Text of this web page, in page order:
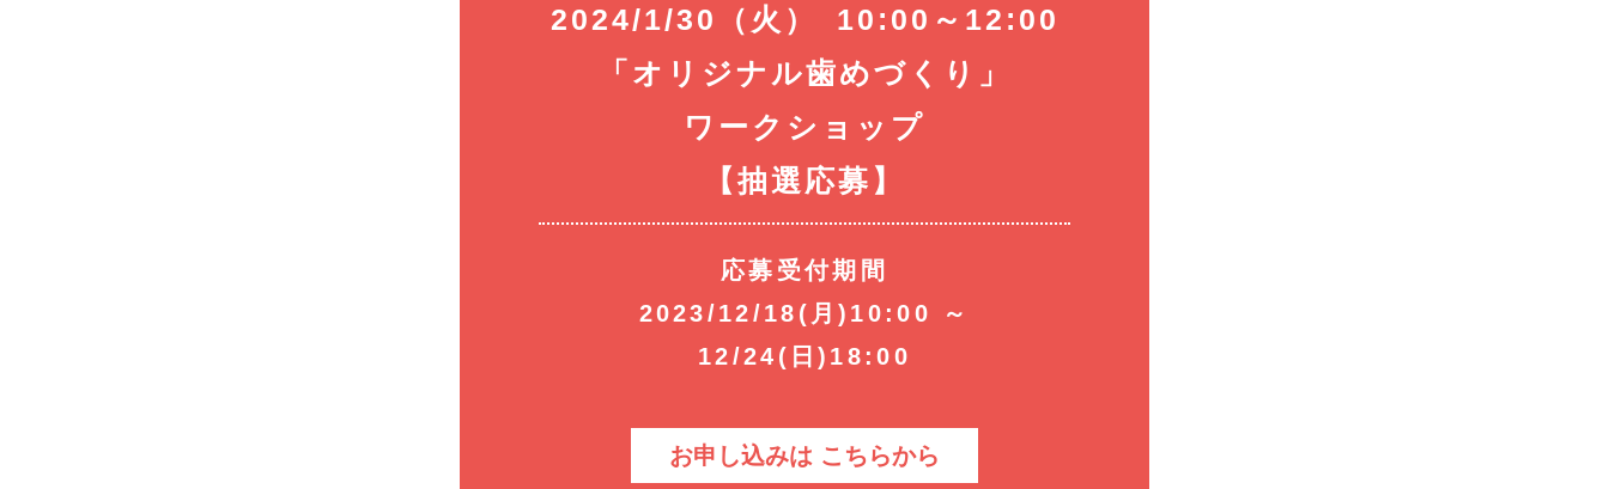
2024/1/30（火） 10:00～12:00
「オリジナル歯めづくり」
ワークショップ
【抽選応募】
応募受付期間
2023/12/18(月)10:00 ～
12/24(日)18:00
お申し込みは こちらから